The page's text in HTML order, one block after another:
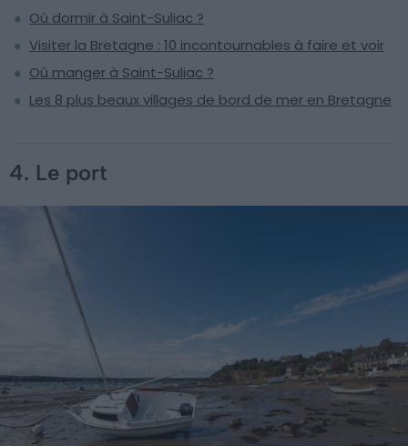
Où dormir à Saint-Suliac ?
Visiter la Bretagne : 10 incontournables à faire et voir
Où manger à Saint-Suliac ?
Les 8 plus beaux villages de bord de mer en Bretagne
4. Le port